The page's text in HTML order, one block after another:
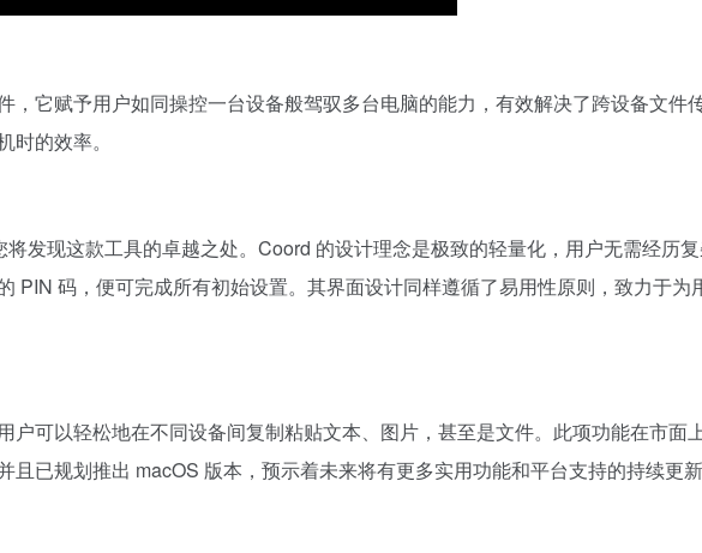
它赋予用户如同操控一台设备般驾驭多台电脑的能力，有效解决了跨设备文件
的效率。
发现这款工具的卓越之处。Coord 的设计理念是极致的轻量化，用户无需经历
PIN 码，便可完成所有初始设置。其界面设计同样遵循了易用性原则，致力于为
可以轻松地在不同设备间复制粘贴文本、图片，甚至是文件。此项功能在市面
已规划推出 macOS 版本，预示着未来将有更多实用功能和平台支持的持续更